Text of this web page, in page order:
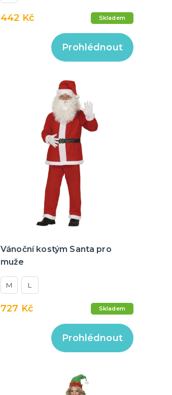
442 Kč Skladem
Prohlédnout
Vánoční kostým Santa pro
muže
M L
727 Kč Skladem
Prohlédnout